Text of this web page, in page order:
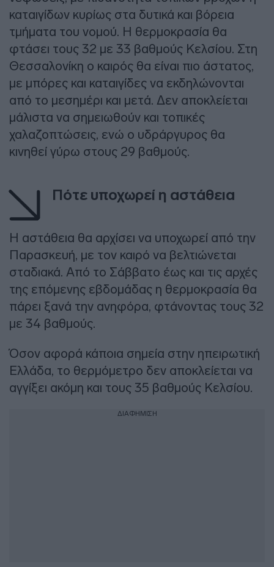
καταιγίδων κυρίως στα δυτικά και βόρεια
τμήματα του νομού. Η θερμοκρασία θα
φτάσει τους 32 με 33 βαθμούς Κελσίου. Στη
Θεσσαλονίκη ο καιρός θα είναι πιο άστατος,
με μπόρες και καταιγίδες να εκδηλώνονται
από το μεσημέρι και μετά. Δεν αποκλείεται
μάλιστα να σημειωθούν και τοπικές
χαλαζοπτώσεις, ενώ ο υδράργυρος θα
κινηθεί γύρω στους 29 βαθμούς.
Πότε υποχωρεί η αστάθεια
Η αστάθεια θα αρχίσει να υποχωρεί από την
Παρασκευή, με τον καιρό να βελτιώνεται
σταδιακά. Από το Σάββατο έως και τις αρχές
της επόμενης εβδομάδας η θερμοκρασία θα
πάρει ξανά την ανηφόρα, φτάνοντας τους 32
με 34 βαθμούς.
Όσον αφορά κάποια σημεία στην ηπειρωτική
Ελλάδα, το θερμόμετρο δεν αποκλείεται να
αγγίξει ακόμη και τους 35 βαθμούς Κελσίου.
ΔΙΑΦΗΜΙΣΗ